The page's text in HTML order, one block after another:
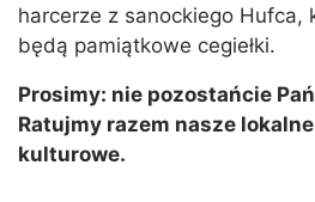
harcerze z sanockiego Hufca,
będą pamiątkowe cegiełki.
Prosimy: nie pozostańcie
Ratujmy razem nasze
kulturowe.